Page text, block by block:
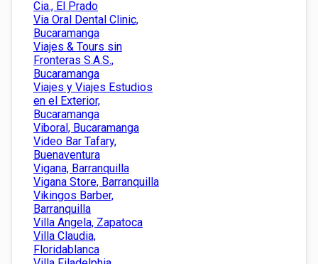
Cia., El Prado
Via Oral Dental Clinic,
Bucaramanga
Viajes & Tours sin
Fronteras S.A.S.,
Bucaramanga
Viajes y Viajes Estudios
en el Exterior,
Bucaramanga
Viboral, Bucaramanga
Video Bar Tafary,
Buenaventura
Vigana, Barranquilla
Vigana Store, Barranquilla
Vikingos Barber,
Barranquilla
Villa Angela, Zapatoca
Villa Claudia,
Floridablanca